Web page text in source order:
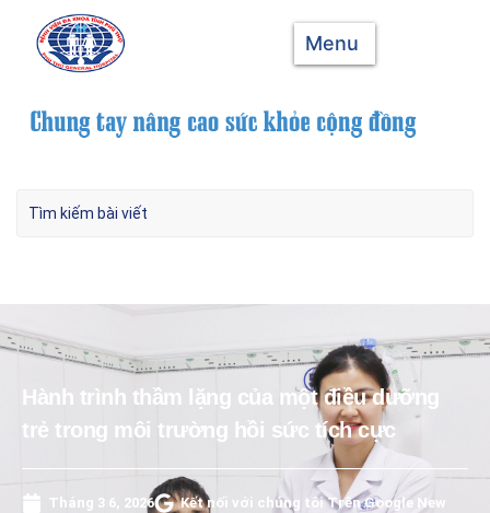
Menu
Hành trình thầm lặng của một điều dưỡng
trẻ trong môi trường hồi sức tích cực
Tháng 3 6, 2026 Kết nối với chúng tôi Trên Google New